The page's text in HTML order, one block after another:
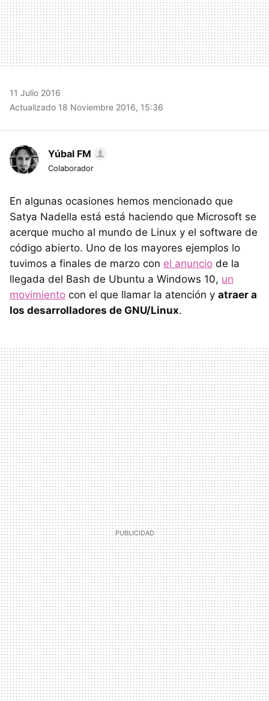
11 Julio 2016
Actualizado 18 Noviembre 2016, 15:36
Yúbal FM
Colaborador
En algunas ocasiones hemos mencionado que
Satya Nadella está está haciendo que Microsoft se
acerque mucho al mundo de Linux y el software de
código abierto. Uno de los mayores ejemplos lo
tuvimos a finales de marzo con el anuncio de la
llegada del Bash de Ubuntu a Windows 10, un
movimiento con el que llamar la atención y atraer a
los desarrolladores de GNU/Linux.